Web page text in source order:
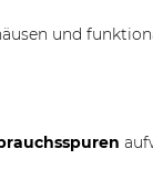
und